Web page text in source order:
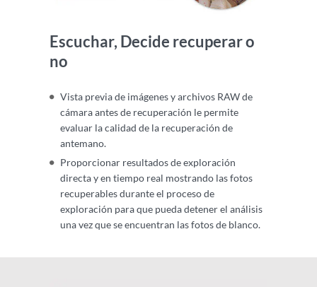
Escuchar, Decide recuperar o
no
Vista previa de imágenes y archivos RAW de
cámara antes de recuperación le permite
evaluar la calidad de la recuperación de
antemano.
Proporcionar resultados de exploración
directa y en tiempo real mostrando las fotos
recuperables durante el proceso de
exploración para que pueda detener el análisis
una vez que se encuentran las fotos de blanco.